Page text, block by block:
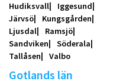
Hudiksvall
Iggesund
Järvsö
Kungsgården
Ljusdal
Ramsjö
Sandviken
Söderala
Tallåsen
Valbo
Gotlands län